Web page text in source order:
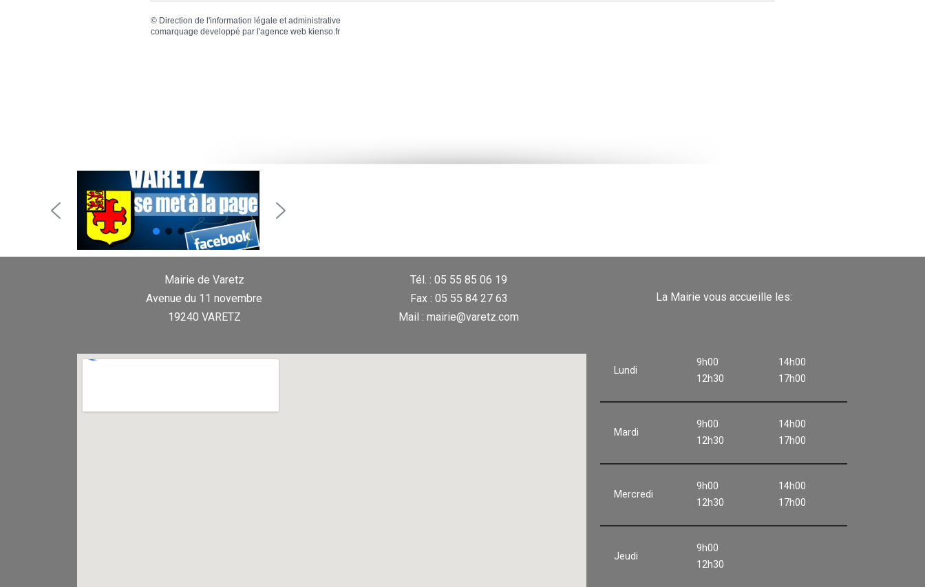
© Direction de l'information légale et administrative
comarquage developpé par l'agence web kienso.fr
Mairie de Varetz
Avenue du 11 novembre
19240 VARETZ
Tél. : 05 55 85 06 19
Fax : 05 55 84 27 63
Mail : mairie@varetz.com
La Mairie vous accueille les:
Lundi
9h00
12h30
14h00
17h00
Mardi
9h00
12h30
14h00
17h00
Mercredi
9h00
12h30
14h00
17h00
Jeudi
9h00
12h30